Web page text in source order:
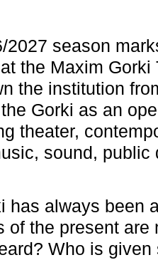
2027 season
the Maxim Gorki
the institution
Gorki as an
theater,
sound,
has always been
of the present
Who is